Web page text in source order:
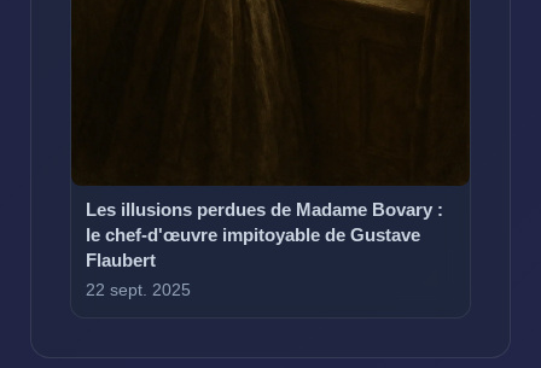
Les illusions perdues de Madame Bovary :
le chef-d'œuvre impitoyable de Gustave
Flaubert
22 sept. 2025